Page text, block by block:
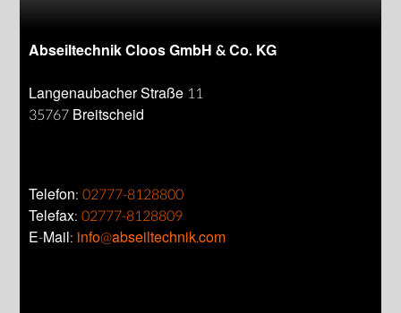
Abseiltechnik Cloos GmbH & Co. KG
Langenaubacher Straße 11
35767 Breitscheid
Telefon:02777-8128800
Telefax:02777-8128809
E-Mail: info@abseiltechnik.com